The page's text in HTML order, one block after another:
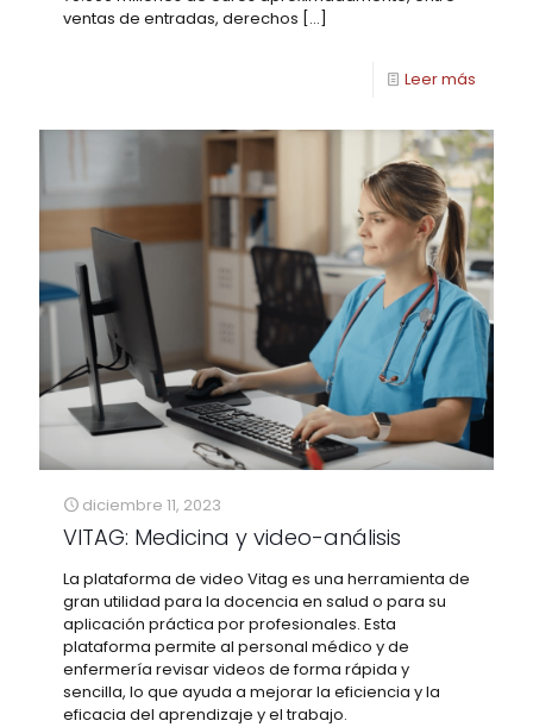
ventas de entradas, derechos […]
Leer más
diciembre 11, 2023
VITAG: Medicina y video-análisis
La plataforma de video Vitag es una herramienta de
gran utilidad para la docencia en salud o para su
aplicación práctica por profesionales. Esta
plataforma permite al personal médico y de
enfermería revisar videos de forma rápida y
sencilla, lo que ayuda a mejorar la eficiencia y la
eficacia del aprendizaje y el trabajo.